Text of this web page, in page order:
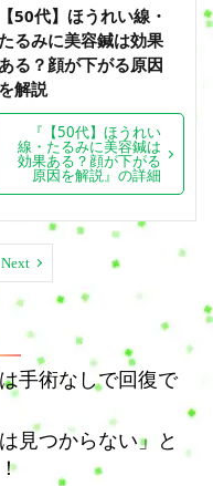
【50代】ほうれい線・
たるみに美容鍼は効果
る？顔が下がる原因
を解説
『【50代】ほうれい
線・たるみに美容鍼は
効果ある？顔が下がる
原因を解説』の詳細
Next
手術なしで回復で
見つからない」と